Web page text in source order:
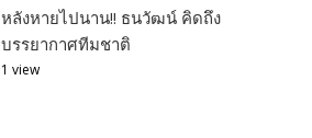
หลังหายไปนาน!! ธนวัฒน์ คิดถึง
บรรยากาศทีมชาติ
1 view